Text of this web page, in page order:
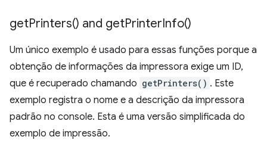
getPrinters() and getPrinterInfo()
Um único exemplo é usado para essas funções porque a
obtenção de informações da impressora exige um ID,
que é recuperado chamando getPrinters() . Este
exemplo registra o nome e a descrição da impressora
padrão no console. Esta é uma versão simplificada do
exemplo de impressão.